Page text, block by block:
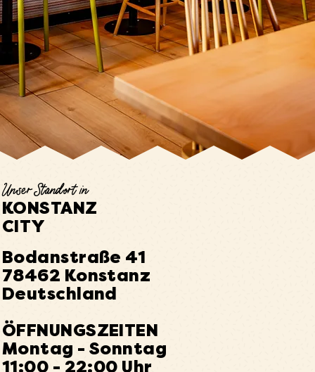
Unser Standort in
KONSTANZ
CITY
Bodanstraße 41
78462 Konstanz
Deutschland
ÖFFNUNGSZEITEN
Montag - Sonntag
11:00 - 22:00 Uhr